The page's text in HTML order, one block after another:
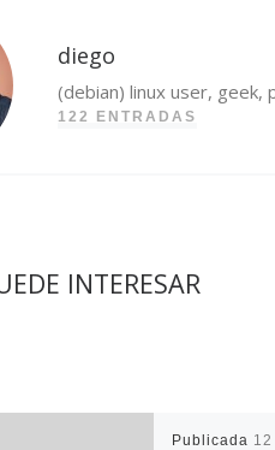
diego
(debian) linux user, geek,
122 ENTRADAS
INTERESAR
Publicada